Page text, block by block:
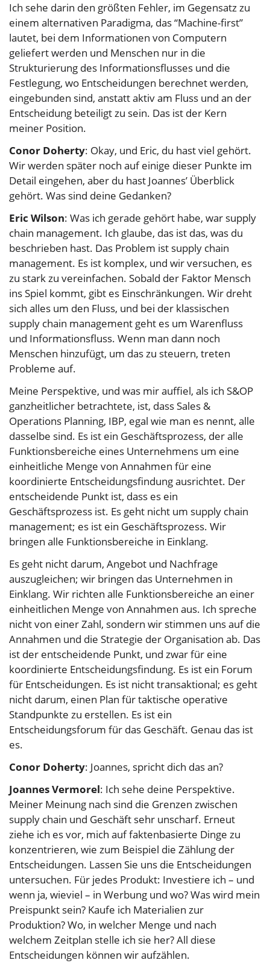
Ich sehe darin den größten Fehler, im Gegensatz zu
einem alternativen Paradigma, das “Machine-first”
lautet, bei dem Informationen von Computern
geliefert werden und Menschen nur in die
Strukturierung des Informationsflusses und die
Festlegung, wo Entscheidungen berechnet werden,
eingebunden sind, anstatt aktiv am Fluss und an der
Entscheidung beteiligt zu sein. Das ist der Kern
meiner Position.
Conor Doherty: Okay, und Eric, du hast viel gehört.
Wir werden später noch auf einige dieser Punkte im
Detail eingehen, aber du hast Joannes’ Überblick
gehört. Was sind deine Gedanken?
Eric Wilson: Was ich gerade gehört habe, war supply
chain management. Ich glaube, das ist das, was du
beschrieben hast. Das Problem ist supply chain
management. Es ist komplex, und wir versuchen, es
zu stark zu vereinfachen. Sobald der Faktor Mensch
ins Spiel kommt, gibt es Einschränkungen. Wir dreht
sich alles um den Fluss, und bei der klassischen
supply chain management geht es um Warenfluss
und Informationsfluss. Wenn man dann noch
Menschen hinzufügt, um das zu steuern, treten
Probleme auf.
Meine Perspektive, und was mir auffiel, als ich S&OP
ganzheitlicher betrachtete, ist, dass Sales &
Operations Planning, IBP, egal wie man es nennt, alle
dasselbe sind. Es ist ein Geschäftsprozess, der alle
Funktionsbereiche eines Unternehmens um eine
einheitliche Menge von Annahmen für eine
koordinierte Entscheidungsfindung ausrichtet. Der
entscheidende Punkt ist, dass es ein
Geschäftsprozess ist. Es geht nicht um supply chain
management; es ist ein Geschäftsprozess. Wir
bringen alle Funktionsbereiche in Einklang.
Es geht nicht darum, Angebot und Nachfrage
auszugleichen; wir bringen das Unternehmen in
Einklang. Wir richten alle Funktionsbereiche an einer
einheitlichen Menge von Annahmen aus. Ich spreche
nicht von einer Zahl, sondern wir stimmen uns auf die
Annahmen und die Strategie der Organisation ab. Das
ist der entscheidende Punkt, und zwar für eine
koordinierte Entscheidungsfindung. Es ist ein Forum
für Entscheidungen. Es ist nicht transaktional; es geht
nicht darum, einen Plan für taktische operative
Standpunkte zu erstellen. Es ist ein
Entscheidungsforum für das Geschäft. Genau das ist
es.
Conor Doherty: Joannes, spricht dich das an?
Joannes Vermorel: Ich sehe deine Perspektive.
Meiner Meinung nach sind die Grenzen zwischen
supply chain und Geschäft sehr unscharf. Erneut
ziehe ich es vor, mich auf faktenbasierte Dinge zu
konzentrieren, wie zum Beispiel die Zählung der
Entscheidungen. Lassen Sie uns die Entscheidungen
untersuchen. Für jedes Produkt: Investiere ich – und
wenn ja, wieviel – in Werbung und wo? Was wird mein
Preispunkt sein? Kaufe ich Materialien zur
Produktion? Wo, in welcher Menge und nach
welchem Zeitplan stelle ich sie her? All diese
Entscheidungen können wir aufzählen.